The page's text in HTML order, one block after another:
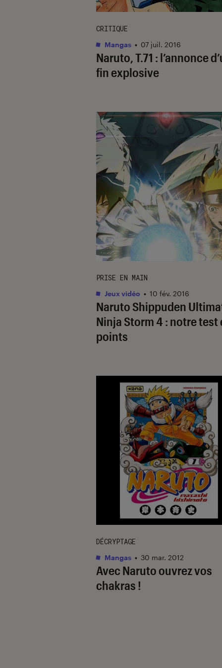
Naruto, T.71 : l’annonce
fin explosive
CRITIQUE
Mangas • 07 juil. 2016
Naruto Shippuden
Ninja Storm 4 : notre test
points
PRISE EN MAIN
Jeux vidéo • 10 fév. 2016
Avec Naruto ouvrez vos
chakras !
DÉCRYPTAGE
Mangas • 30 mar. 2012